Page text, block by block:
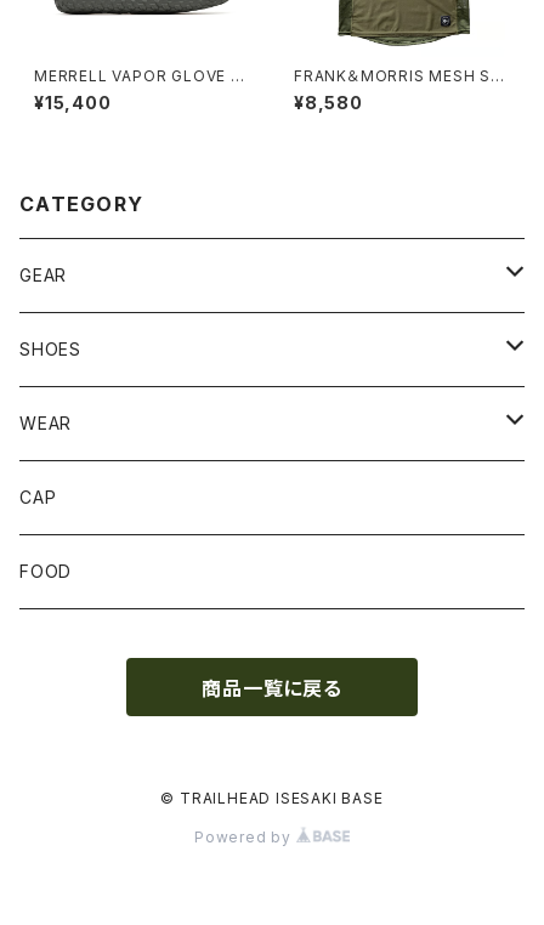
MERRELL VAPOR GLOVE 7
ベイパー グローブ 7［ウィメン
ズ］ ブラック
¥15,400
FRANK＆MORRIS MESH SLE
EVELESS 02 カーキ
¥8,580
CATEGORY
GEAR
BACKPACK
STUFFBAG
ACCESSORIES
SHOES
サンダル
WEAR
SOCKS
GLOVE
CAP
FOOD
商品一覧に戻る
© TRAILHEAD ISESAKI BASE
Powered by